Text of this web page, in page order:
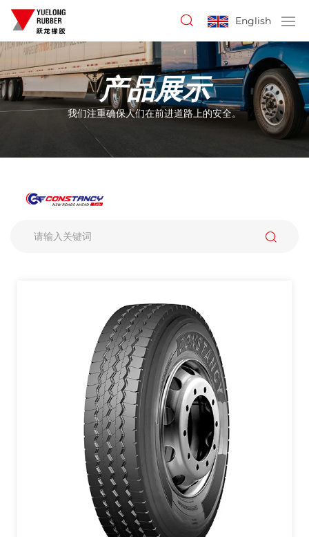
English
产品展示
我们注重确保人们在前进道路上的安全。